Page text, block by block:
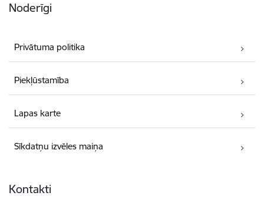
Noderīgi
Privātuma politika
Piekļūstamība
Lapas karte
Sīkdatņu izvēles maiņa
Kontakti